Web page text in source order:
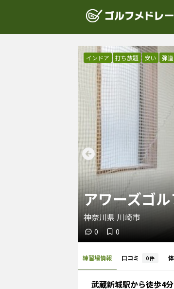
インドア 打ち放題 安い 弾
アワーズゴ
神奈川県 川崎市
0 0
練習場情報 口コミ 0件
武蔵新城駅から徒歩4